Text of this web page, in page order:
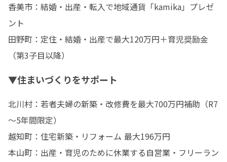
香美市：結婚・出産・転入で地域通貨「kamika」プレゼ
ント
田野町：定住・結婚・出産で最大120万円＋育児奨励金
（第3子目以降）
▼住まいづくりをサポート
北川村：若者夫婦の新築・改修費を最大700万円補助（R7
～5年間限定）
越知町：住宅新築・リフォーム 最大196万円
本山町：出産・育児のために休業する自営業・フリーラン